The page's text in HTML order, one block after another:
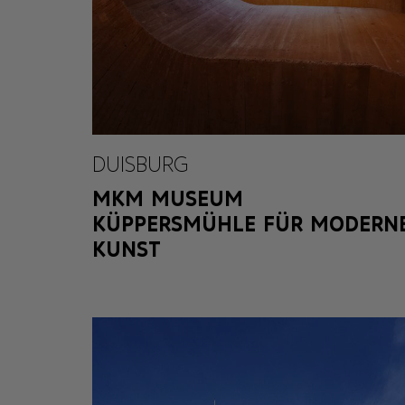
DUISBURG
MKM MUSEUM
KÜPPERSMÜHLE FÜR
KUNST